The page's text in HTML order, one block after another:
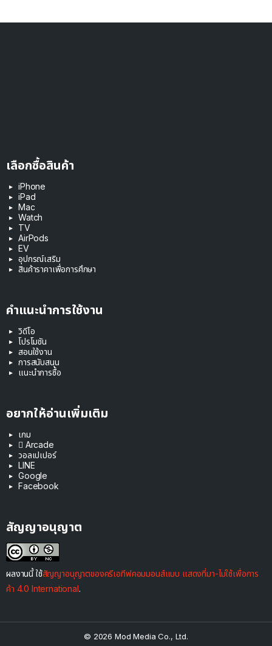
เลือกซื้อสินค้า
iPhone
iPad
Mac
Watch
TV
AirPods
EV
อุปกรณ์เสริม
สินค้าราคาเพื่อการศึกษา
คำแนะนำการใช้งาน
วิดีโอ
โปรโมชัน
สอนใช้งาน
การสนับสนุน
แนะนำการซื้อ
อยากให้อ่านเพิ่มเติม
เกม
 Arcade
วอลเปเปอร์
LINE
Google
Facebook
สัญญาอนุญาต
ผลงานนี้ ใช้สัญญาอนุญาตของครีเอทีฟคอมมอนส์แบบ แสดงที่มา-ไม่ใช้เพื่อการ
ค้า 4.0 International.
© 2026 Mod Media Co., Ltd.